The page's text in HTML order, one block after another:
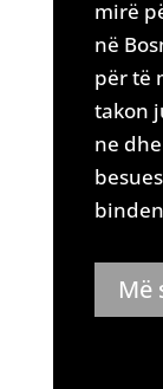
mirë
në
për të
takon
ne
Më